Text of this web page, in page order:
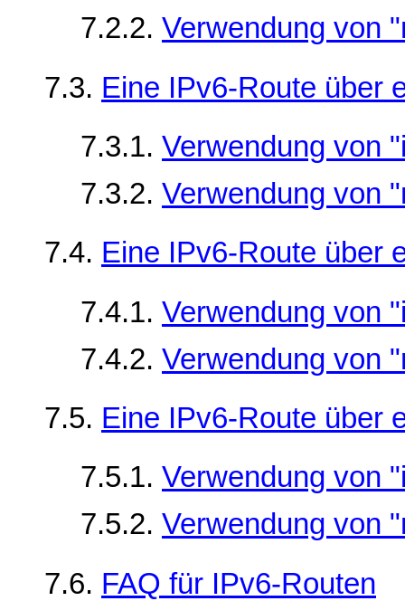
7.2.2. Verwendung von
7.3. Eine IPv6-Route über
7.3.1. Verwendung von
7.3.2. Verwendung von
7.4. Eine IPv6-Route über
7.4.1. Verwendung von
7.4.2. Verwendung von
7.5. Eine IPv6-Route über
7.5.1. Verwendung von
7.5.2. Verwendung von
7.6. FAQ für IPv6-Routen